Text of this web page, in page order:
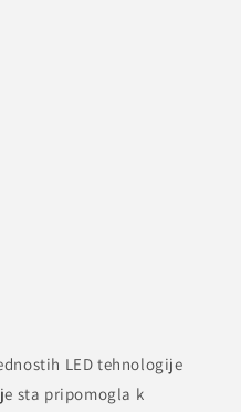
LED tehnologije
sta pripomogla k